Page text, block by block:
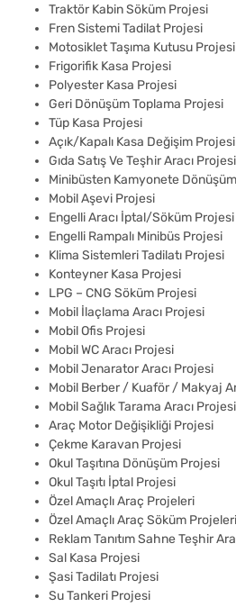
Traktör Kabin Söküm Projesi
Fren Sistemi Tadilat Projesi
Motosiklet Taşıma Kutusu Projesi
Frigorifik Kasa Projesi
Polyester Kasa Projesi
Geri Dönüşüm Toplama Projesi
Tüp Kasa Projesi
Açık/Kapalı Kasa Değişim Projesi
Gıda Satış Ve Teşhir Aracı Projesi
Minibüsten Kamyonete
Mobil Aşevi Projesi
Engelli Aracı İptal/Söküm Projesi
Engelli Rampalı Minibüs Projesi
Klima Sistemleri Tadilatı Projesi
Konteyner Kasa Projesi
LPG – CNG Söküm Projesi
Mobil İlaçlama Aracı Projesi
Mobil Ofis Projesi
Mobil WC Aracı Projesi
Mobil Jenarator Aracı Projesi
Mobil Berber / Kuaför / Makyaj
Mobil Sağlık Tarama Aracı Projesi
Araç Motor Değişikliği Projesi
Çekme Karavan Projesi
Okul Taşıtına Dönüşüm Projesi
Okul Taşıtı İptal Projesi
Özel Amaçlı Araç Projeleri
Özel Amaçlı Araç Söküm Projeleri
Reklam Tanıtım Sahne Teşhir
Sal Kasa Projesi
Şasi Tadilatı Projesi
Su Tankeri Projesi